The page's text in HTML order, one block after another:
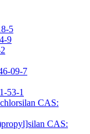
5
9
09-7
53-1
CAS:
CAS: